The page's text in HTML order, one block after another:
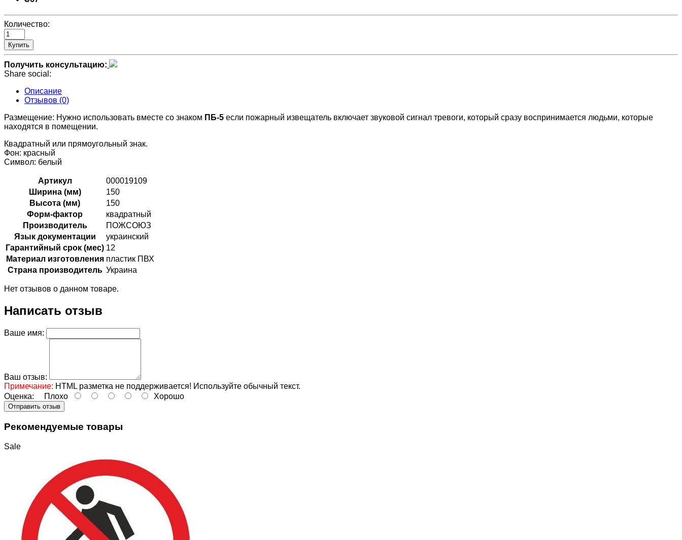
Количество:
Купить
Получить консультацию:
Share social:
Описание
Отзывов (0)
Размещение: Нужно использовать вместе со знаком ПБ-5 если пожарный извещатель включает звуковой сигнал тревоги, который сразу воспринимается людьми, которые
находятся в помещении.
Квадратный или прямоугольный знак.
Фон: красный
Символ: белый
Артикул
000019109
Ширина (мм)
150
Высота (мм)
150
Форм-фактор
квадратный
Производитель
ПОЖСОЮЗ
Язык документации
украинский
Гарантийный срок (мес) 12
Материал изготовления пластик ПВХ
Страна производитель Украина
Нет отзывов о данном товаре.
Написать отзыв
Ваше имя:
Ваш отзыв:
Примечание: HTML разметка не поддерживается! Используйте обычный текст.
Оценка: Плохо Хорошо
Отправить отзыв
Рекомендуемые товары
Sale